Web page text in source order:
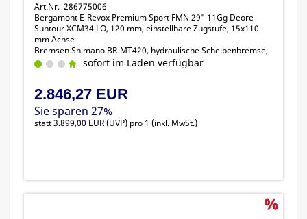
Art.Nr. 286775006
Bergamont E-Revox Premium Sport FMN 29" 11Gg Deore
Suntour XCM34 LO, 120 mm, einstellbare Zugstufe, 15x110
mm Achse
Bremsen Shimano BR-MT420, hydraulische Scheibenbremse,
4-Kolben
Bremshebel Shimano BL-MT4100, hydraulische
Bosch LED Remote
Powertube Akku 750Wh
Gewicht 26,4 Kg
Zulässiges Gesamtgewicht 135,0 kg
sofort im Laden verfügbar
2.846,27 EUR
Sie sparen 27%
statt3.899,00 EUR(UVP) pro 1 (inkl. MwSt.)